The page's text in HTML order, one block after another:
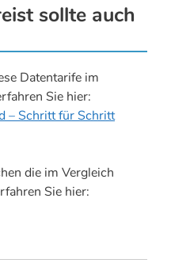
sollte auch
Datentarife im
Sie hier:
– Schritt für Schritt
die im Vergleich
Sie hier: